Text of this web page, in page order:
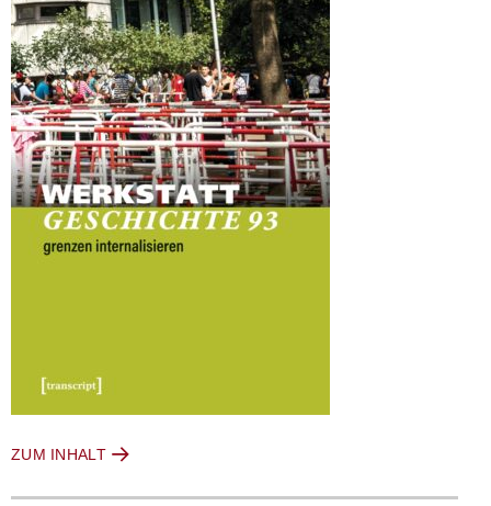
ZUM INHALT